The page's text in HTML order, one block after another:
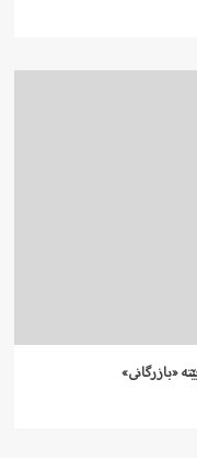
«بازرگانی»